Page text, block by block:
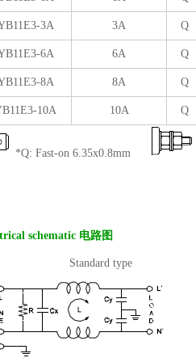
3A 3A Q
6A 6A Q
8A 8A Q
10A 10A Q
*Q: Fast-on 6.35x0.8mm
schematic 电路图
type